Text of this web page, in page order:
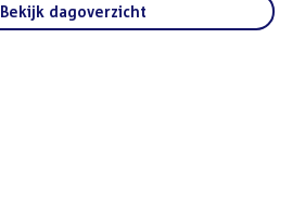
Bekijk dagoverzicht